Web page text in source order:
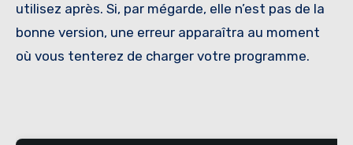
utilisez après. Si, par mégarde, elle n’est pas de la
bonne version, une erreur apparaîtra au moment
où vous tenterez de charger votre programme.